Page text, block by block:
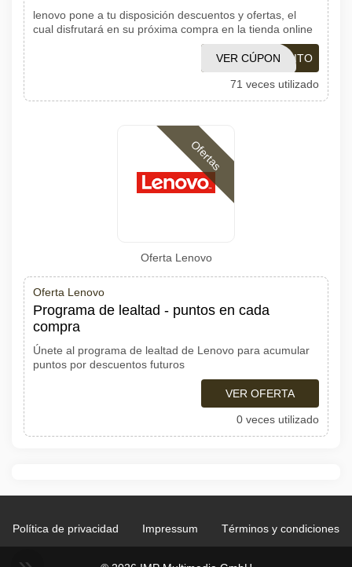
lenovo pone a tu disposición descuentos y ofertas, el
cual disfrutará en su próxima compra en la tienda online
LNVCARRITO
VER CÚPON
71 veces utilizado
Ofertas
Oferta Lenovo
Oferta Lenovo
Programa de lealtad - puntos en cada
compra
Únete al programa de lealtad de Lenovo para acumular
puntos por descuentos futuros
VER OFERTA
0 veces utilizado
Política de privacidad Impressum Términos y condiciones